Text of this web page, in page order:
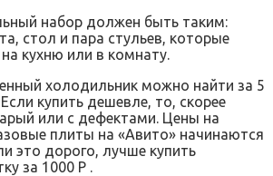
набор должен быть таким:
стол и пара стульев, которые
кухню или в комнату.
холодильник можно найти за 5
купить дешевле, то, скорее
или с дефектами. Цены на
плиты на «Авито» начинаются
это дорого, лучше купить
за 1000 Р .